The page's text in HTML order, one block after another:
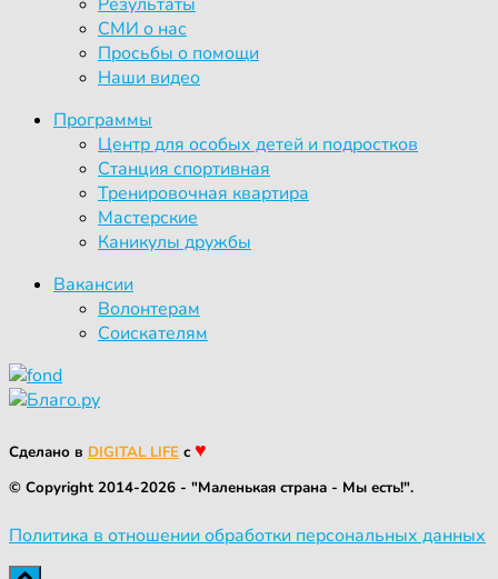
СМИ о нас
Просьбы о помощи
Наши видео
Программы
Центр для особых детей и подростков
Станция спортивная
Тренировочная квартира
Мастерские
Каникулы дружбы
Вакансии
Волонтерам
Соискателям
Сделано в DIGITAL LIFE с ♥
© Copyright 2014-2026 - "Маленькая страна - Мы есть!".
Политика в отношении обработки персональных данных